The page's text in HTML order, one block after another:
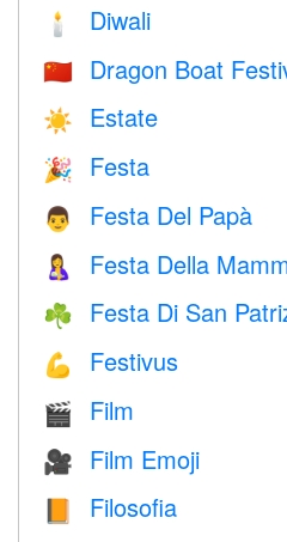
🕯 Diwali
🇨🇳 Dragon Boat
☀️ Estate
🎉 Festa
👨 Festa Del Papà
🤱 Festa Della
☘️ Festa Di San
💪 Festivus
🎬 Film
🎥 Film Emoji
📙
Filosofia